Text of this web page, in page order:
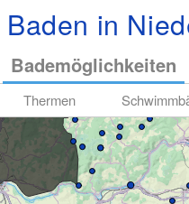
Baden in
Bademöglichkeiten
Thermen